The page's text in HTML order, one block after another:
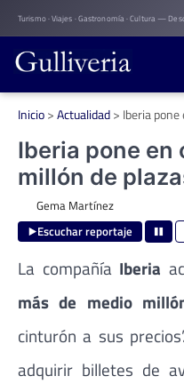
Skip
to
content
Turismo · Viajes · Gastronomía · Cultura —
Inicio>Actualidad> Iberia
Iberia pone en
millón de
Gema Martínez
Escuchar reportaje
La compañía Iberia
más de medio
cinturón a sus
adquirir billetes de